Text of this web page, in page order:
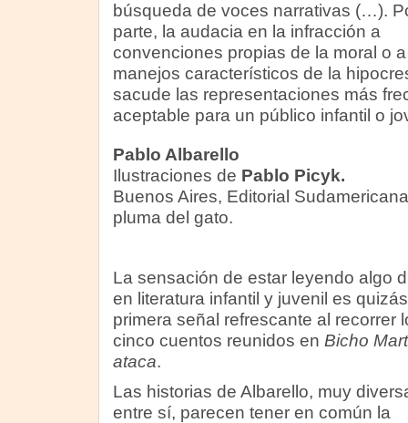
búsqueda de voces narrativas (…).
parte, la audacia en la infracción a
convenciones propias de la moral o a
manejos característicos de la
sacude las representaciones más
aceptable para un público infantil o
Pablo Albarello
Ilustraciones de Pablo Picyk.
Buenos Aires, Editorial
pluma del gato.
La sensación de estar leyendo algo
en literatura infantil y juvenil es
primera señal refrescante al recorrer
cinco cuentos reunidos en Bicho
ataca.
Las historias de Albarello, muy
entre sí, parecen tener en común la